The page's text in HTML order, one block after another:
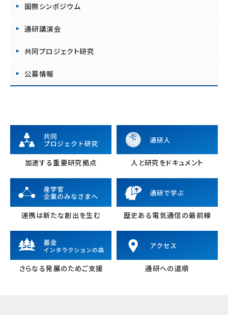
国際シンポジウム
通研講演会
共同プロジェクト研究
公募情報
加速する重要研究拠点 人と研究をドキュメント
連携は新たな創出を生む 歴史ある電気通信の最前線
さらなる発展のためご支援 通研への道順